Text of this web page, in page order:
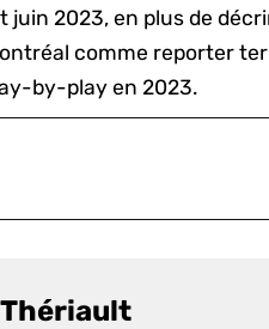
juin 2023, en plus de
comme reporter
by-play en 2023.